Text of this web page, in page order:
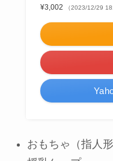
¥3,002
（2023/12/29
おもちゃ（指人